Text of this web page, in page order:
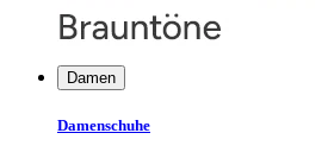
Damen
Damenschuhe